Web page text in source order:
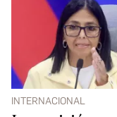
INTERNACIONAL